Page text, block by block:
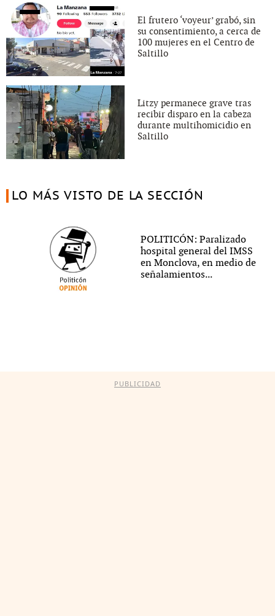
El frutero ‘voyeur’ grabó, sin
su consentimiento, a cerca de
100 mujeres en el Centro de
Saltillo
Litzy permanece grave tras
recibir disparo en la cabeza
durante multihomicidio en
Saltillo
LO MÁS VISTO DE LA SECCIÓN
POLITICÓN: Paralizado
hospital general del IMSS
en Monclova, en medio de
señalamientos...
PUBLICIDAD